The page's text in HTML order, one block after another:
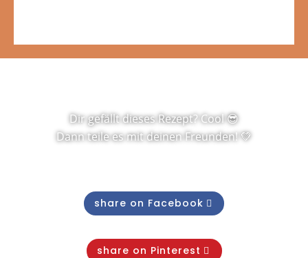
Dir gefällt dieses Rezept? Cool 😎
Dann teile es mit deinen Freunden! 💚
share on Facebook
share on Pinterest